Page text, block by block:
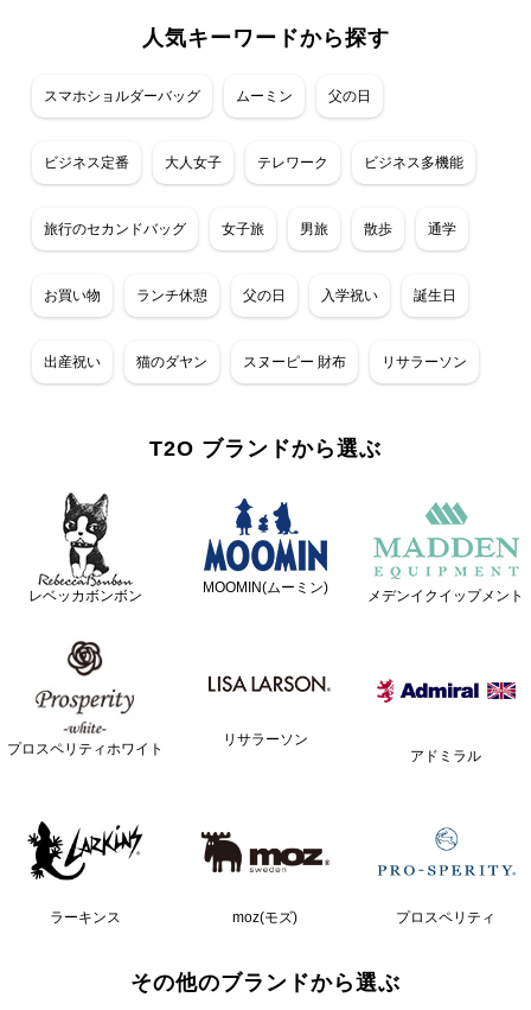
人気キーワードから探す
スマホショルダーバッグ ムーミン 父の日
ビジネス定番 大人女子 テレワーク ビジネス多機能
旅行のセカンドバッグ 女子旅 男旅 散歩 通学
お買い物 ランチ休憩 父の日 入学祝い 誕生日
出産祝い 猫のダヤン スヌーピー 財布 リサラーソン
T2O ブランドから選ぶ
レベッカボンボン MOOMIN(ムーミン) メデンイクイップメント
プロスペリティホワイト
リサラーソン
アドミラル
ラーキンス moz(モズ) プロスペリティ
その他のブランドから選ぶ